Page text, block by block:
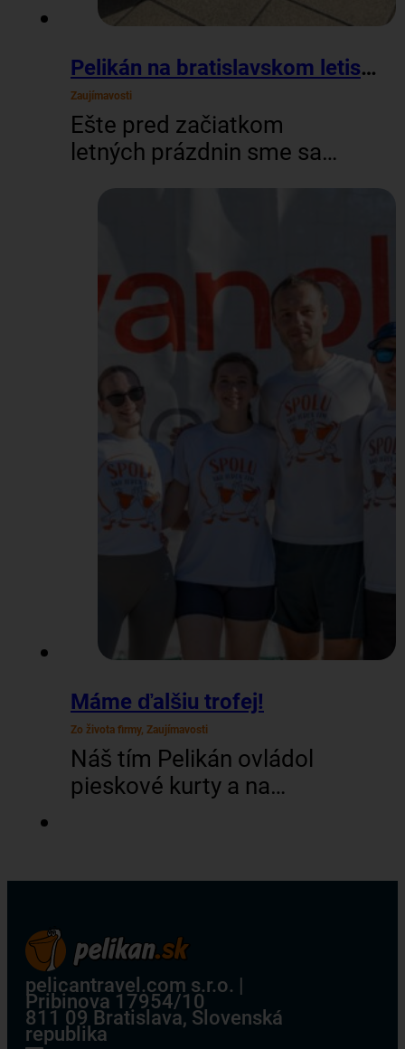
Pelikán na bratislavskom letisku
Zaujímavosti
Ešte pred začiatkom
letných prázdnin sme sa
Štefánika v Bratislave,
cestujúcich. Spolu s
naším maskotom sme
oslovovali ľudí, ktorí
cestovali za oddychom,
dovolenkou a iným
dobrodružstvom. Dali
sme im možnosť zatočiť
kolesom šťastia a vyhrať
tak rôzne ceny – Pelikán
merch či rôzne zľavy…
Máme ďalšiu trofej!
Zo života firmy, Zaujímavosti
Náš tím Pelikán ovládol
pieskové kurty a na
konkurencii 12-tich tímov
naši kolegovia predviedli
neskutočnú bojovnosť,
keď sa prebojovali až do
pelicantravel.com s.r.o. |
Pribinova 17954/10
811 09 Bratislava, Slovenská
republika